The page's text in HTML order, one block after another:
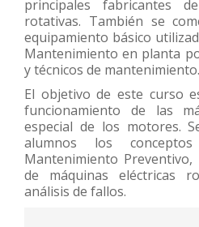
principales fabricantes
rotativas. También se
equipamiento básico
Mantenimiento en planta
y técnicos de mantenimiento.
El objetivo de este curso
funcionamiento de las
especial de los motores.
alumnos los
Mantenimiento Preventivo,
de máquinas eléctricas
análisis de fallos.